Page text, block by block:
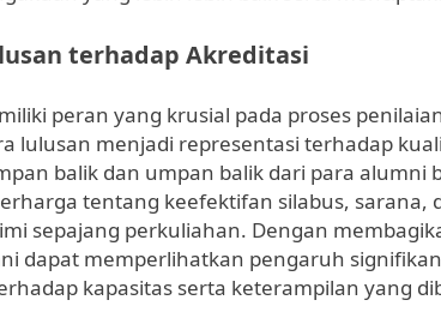
terhadap Akreditasi
peran yang krusial pada proses
lulusan menjadi representasi terhadap
balik dan umpan balik dari para alumni
tentang keefektifan silabus, sarana,
sepajang perkuliahan. Dengan
dapat memperlihatkan pengaruh
kapasitas serta keterampilan yang